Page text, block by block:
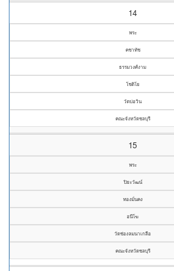
14
พระ
คชาทัช
ธรรมวงศ์งาม
โชติโย
วัดบ่อวิน
คณะจังหวัดชลบุรี
15
พระ
ปิยะวัฒน์
ทองมั่นคง
อนีโฆ
วัดช่องลมนาเกลือ
คณะจังหวัดชลบุรี